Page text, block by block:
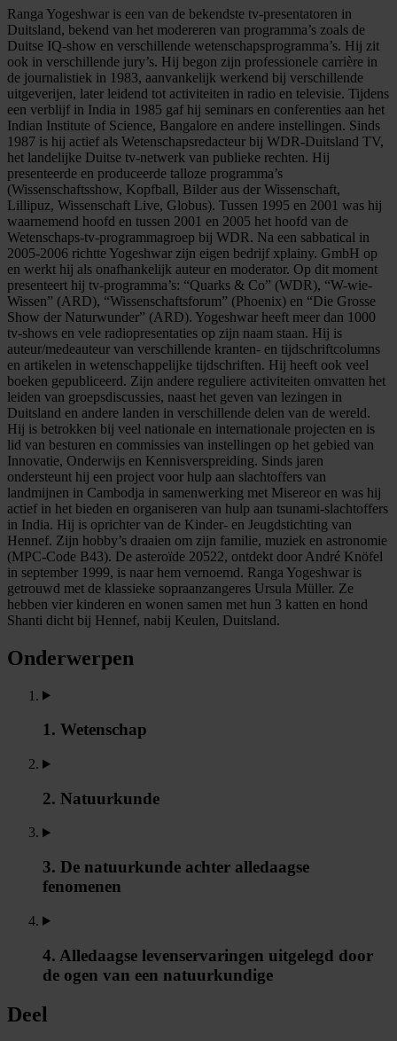
Ranga Yogeshwar is een van de bekendste tv-presentatoren in
Duitsland, bekend van het modereren van programma’s zoals de
Duitse IQ-show en verschillende wetenschapsprogramma’s. Hij zit
ook in verschillende jury’s. Hij begon zijn professionele carrière in
de journalistiek in 1983, aanvankelijk werkend bij verschillende
uitgeverijen, later leidend tot activiteiten in radio en televisie. Tijdens
een verblijf in India in 1985 gaf hij seminars en conferenties aan het
Indian Institute of Science, Bangalore en andere instellingen. Sinds
1987 is hij actief als Wetenschapsredacteur bij WDR-Duitsland TV,
het landelijke Duitse tv-netwerk van publieke rechten. Hij
presenteerde en produceerde talloze programma’s
(Wissenschaftsshow, Kopfball, Bilder aus der Wissenschaft,
Lillipuz, Wissenschaft Live, Globus). Tussen 1995 en 2001 was hij
waarnemend hoofd en tussen 2001 en 2005 het hoofd van de
Wetenschaps-tv-programmagroep bij WDR. Na een sabbatical in
2005-2006 richtte Yogeshwar zijn eigen bedrijf xplainy. GmbH op
en werkt hij als onafhankelijk auteur en moderator. Op dit moment
presenteert hij tv-programma’s: “Quarks & Co” (WDR), “W-wie-
Wissen” (ARD), “Wissenschaftsforum” (Phoenix) en “Die Grosse
Show der Naturwunder” (ARD). Yogeshwar heeft meer dan 1000
tv-shows en vele radiopresentaties op zijn naam staan. Hij is
auteur/medeauteur van verschillende kranten- en tijdschriftcolumns
en artikelen in wetenschappelijke tijdschriften. Hij heeft ook veel
boeken gepubliceerd. Zijn andere reguliere activiteiten omvatten het
leiden van groepsdiscussies, naast het geven van lezingen in
Duitsland en andere landen in verschillende delen van de wereld.
Hij is betrokken bij veel nationale en internationale projecten en is
lid van besturen en commissies van instellingen op het gebied van
Innovatie, Onderwijs en Kennisverspreiding. Sinds jaren
ondersteunt hij een project voor hulp aan slachtoffers van
landmijnen in Cambodja in samenwerking met Misereor en was hij
actief in het bieden en organiseren van hulp aan tsunami-slachtoffers
in India. Hij is oprichter van de Kinder- en Jeugdstichting van
Hennef. Zijn hobby’s draaien om zijn familie, muziek en astronomie
(MPC-Code B43). De asteroïde 20522, ontdekt door André Knöfel
in september 1999, is naar hem vernoemd. Ranga Yogeshwar is
getrouwd met de klassieke sopraanzangeres Ursula Müller. Ze
hebben vier kinderen en wonen samen met hun 3 katten en hond
Shanti dicht bij Hennef, nabij Keulen, Duitsland.
Onderwerpen
1. Wetenschap
2. Natuurkunde
3. De natuurkunde achter alledaagse
fenomenen
4. Alledaagse levenservaringen uitgelegd door
de ogen van een natuurkundige
Deel